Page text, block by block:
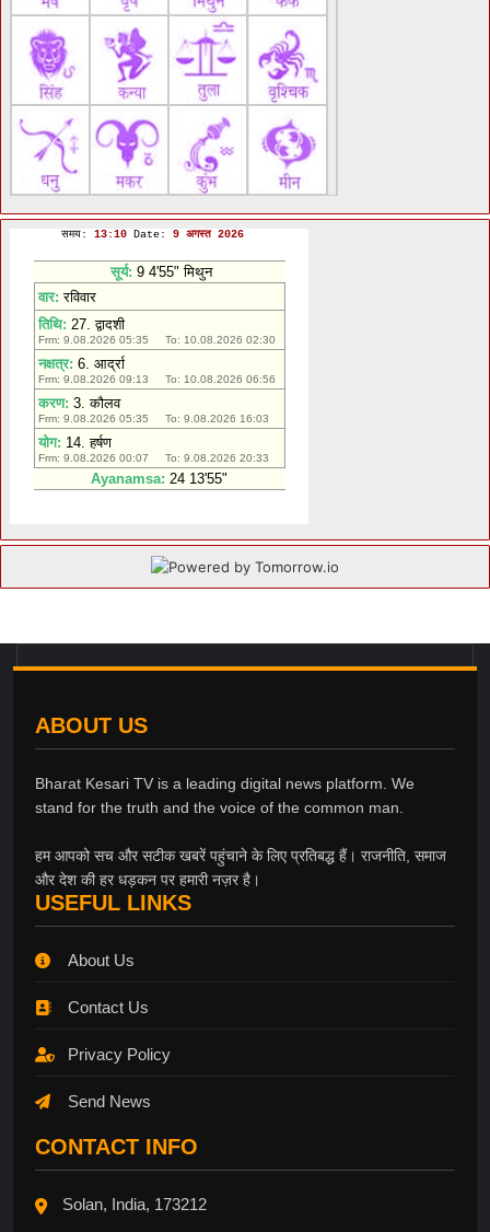
ABOUT US
Bharat Kesari TV is a leading digital news platform. We
stand for the truth and the voice of the common man.
हम आपको सच और सटीक खबरें पहुंचाने के लिए प्रतिबद्ध हैं। राजनीति, समाज
और देश की हर धड़कन पर हमारी नज़र है।
USEFUL LINKS
About Us
Contact Us
Privacy Policy
Send News
CONTACT INFO
Solan, India, 173212